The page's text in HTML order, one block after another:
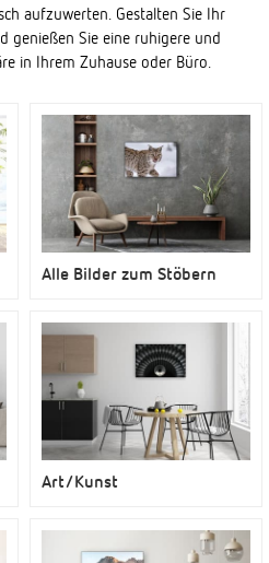
aufzuwerten. Gestalten Sie Ihr
genießen Sie eine ruhigere und
in Ihrem Zuhause oder Büro.
Alle Bilder zum Stöbern
Art/Kunst